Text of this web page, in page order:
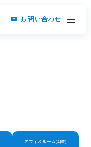
お問い合わせ
オフィスルーム(4階)